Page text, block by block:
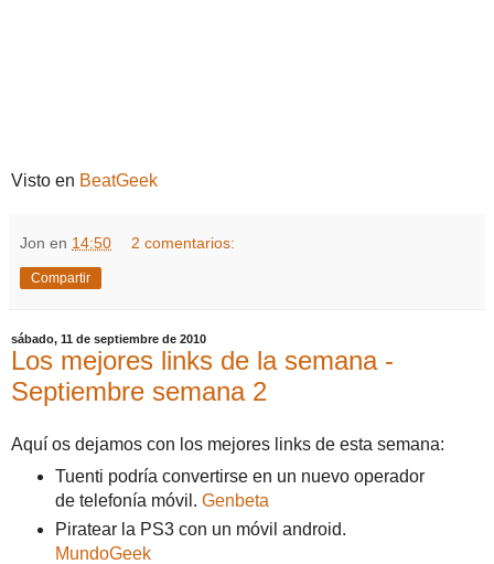
Visto en BeatGeek
Jon en 14:50 2 comentarios:
Compartir
sábado, 11 de septiembre de 2010
Los mejores links de la semana -
Septiembre semana 2
Aquí os dejamos con los mejores links de esta semana:
Tuenti podría convertirse en un nuevo operador
de telefonía móvil. Genbeta
Piratear la PS3 con un móvil android.
MundoGeek